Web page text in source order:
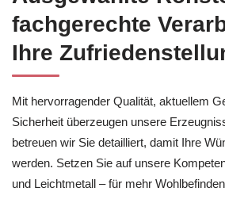
fachgerechte
Ihre
Mit hervorragender Qualität, aktuellem
Sicherheit überzeugen unsere
betreuen wir Sie detailliert, damit Ihre
werden. Setzen Sie auf unsere
und Leichtmetall – für mehr